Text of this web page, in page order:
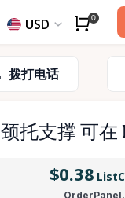
USD 0
拨打电话
颈托支撑 可在
$0.38